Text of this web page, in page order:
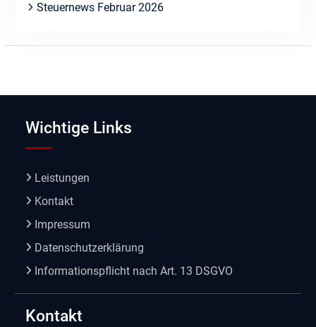
Steuernews Februar 2026
Wichtige Links
Leistungen
Kontakt
Impressum
Datenschutzerklärung
Informationspflicht nach Art. 13 DSGVO
Kontakt